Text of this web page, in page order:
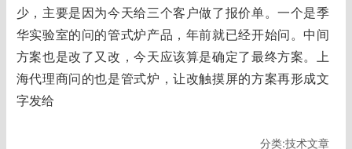
少，主要是因为今天给三个客户做了报价单。一个是季
华实验室的问的管式炉产品，年前就已经开始问。中间
方案也是改了又改，今天应该算是确定了最终方案。上
海代理商问的也是管式炉，让改触摸屏的方案再形成文
字发给
分类:技术文章